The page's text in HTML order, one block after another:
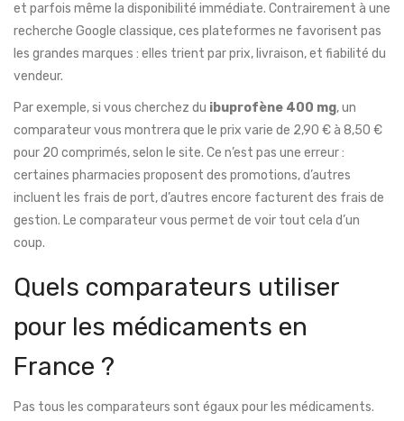
et parfois même la disponibilité immédiate. Contrairement à une
recherche Google classique, ces plateformes ne favorisent pas
les grandes marques : elles trient par prix, livraison, et fiabilité du
vendeur.
Par exemple, si vous cherchez du ibuprofène 400 mg, un
comparateur vous montrera que le prix varie de 2,90 € à 8,50 €
pour 20 comprimés, selon le site. Ce n’est pas une erreur :
certaines pharmacies proposent des promotions, d’autres
incluent les frais de port, d’autres encore facturent des frais de
gestion. Le comparateur vous permet de voir tout cela d’un
coup.
Quels comparateurs utiliser
pour les médicaments en
France ?
Pas tous les comparateurs sont égaux pour les médicaments.